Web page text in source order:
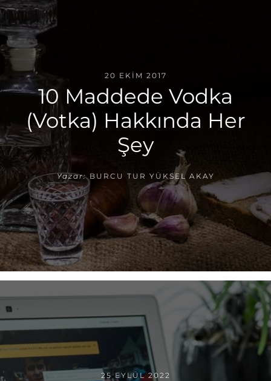
20 EKIM 2017
10 Maddede Vodka
(Votka) Hakkında Her
Şey
Yazar: BURCU TUR YÜKSEL AKAY
25 EYLÜL 2022